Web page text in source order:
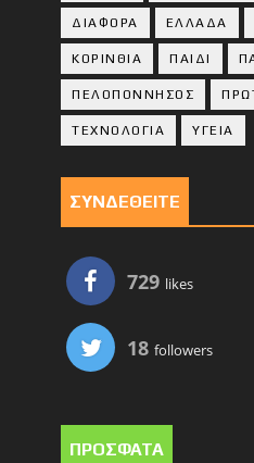
ΔΙΑΦΟΡΑ ΕΛΛΑΔΑ
ΚΟΡΙΝΘΙA ΠΑΙΔΙ
ΠΕΛΟΠΟΝΝΗΣΟΣ
ΤΕΧΝΟΛΟΓΙΑ ΥΓΕΙΑ
ΣΥΝΔΕΘΕΙΤΕ
729 likes
18 followers
ΠΡΟΣΦΑΤΑ